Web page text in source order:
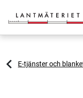
E-tjänster och